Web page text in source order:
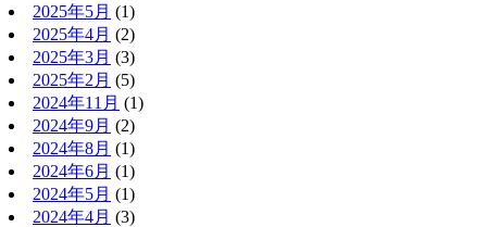
2025年5月 (1)
2025年4月 (2)
2025年3月 (3)
2025年2月 (5)
2024年11月 (1)
2024年9月 (2)
2024年8月 (1)
2024年6月 (1)
2024年5月 (1)
2024年4月 (3)